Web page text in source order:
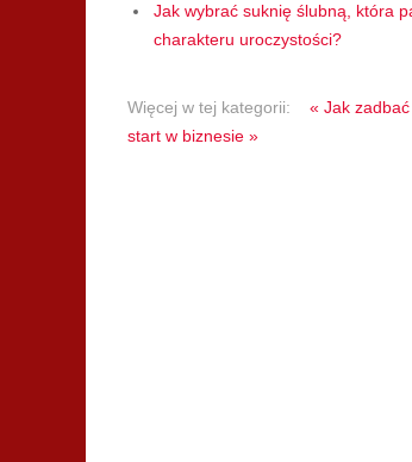
Jak wybrać suknię ślubną, która
charakteru uroczystości?
Więcej w tej kategorii: « Jak
start w biznesie »